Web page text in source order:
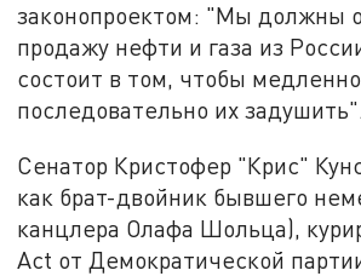
законопроектом: "Мы должны
продажу нефти и газа из
состоит в том, чтобы
последовательно их задушить".
Сенатор Кристофер "Крис"
как брат-двойник бывшего
канцлера Олафа Шольца),
Act от Демократической